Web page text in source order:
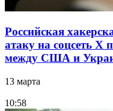
Российская
атаку на соцсеть Х
между США и
13 марта
10:58